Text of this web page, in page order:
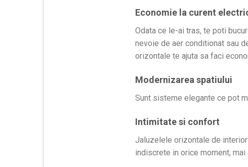
Economie la curent
Odata ce le-ai tras, te poti
nevoie de aer conditionat sau
orizontale te ajuta sa faci
Modernizarea spatiului
Sunt sisteme elegante ce pot
Intimitate si confort
Jaluzelele orizontale de
indiscrete in orice moment,